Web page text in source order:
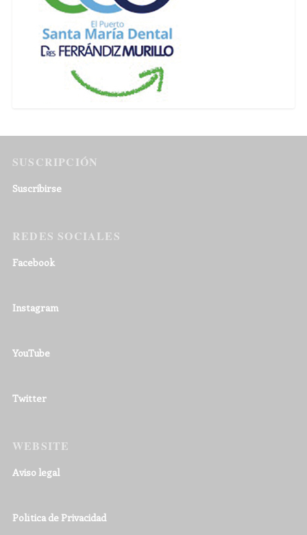
SUSCRIPCIÓN
Suscribirse
REDES SOCIALES
Facebook
Instagram
YouTube
Twitter
WEBSITE
Aviso legal
Política de Privacidad